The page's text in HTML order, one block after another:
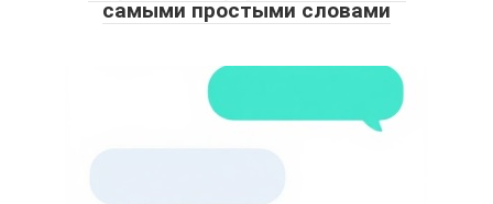
самыми простыми словами